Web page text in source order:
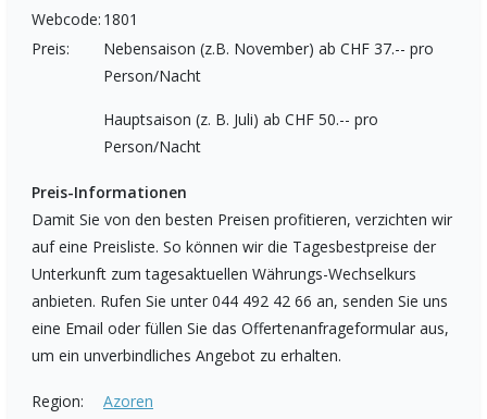
Webcode: 1801
Preis:
Nebensaison (z.B. November) ab CHF 37.-- pro
Person/Nacht
Hauptsaison (z. B. Juli) ab CHF 50.-- pro
Person/Nacht
Preis-Informationen
Damit Sie von den besten Preisen profitieren, verzichten wir
auf eine Preisliste. So können wir die Tagesbestpreise der
Unterkunft zum tagesaktuellen Währungs-Wechselkurs
anbieten. Rufen Sie unter 044 492 42 66 an, senden Sie uns
eine Email oder füllen Sie das Offertenanfrageformular aus,
um ein unverbindliches Angebot zu erhalten.
Region:
Azoren